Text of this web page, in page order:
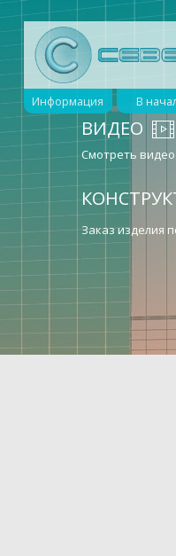
ВИДЕО
Смотреть
Заказ изделия
Информация В